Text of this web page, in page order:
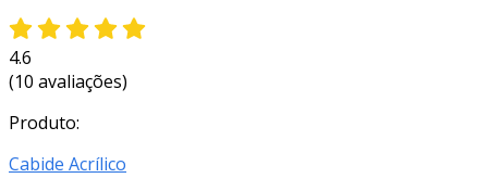
4.6
(10 avaliações)
Produto:
Cabide Acrílico